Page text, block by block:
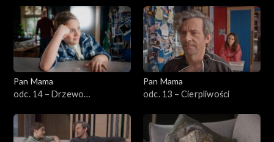
Pan Mama
odc. 14 – Drzewo
Pan Mama
odc. 13 – Cierpliwości